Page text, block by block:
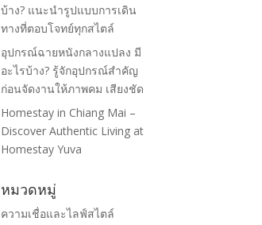
บ้าง? แนะนำรูปแบบการเดิน
ทางที่ตอบโจทย์ทุกสไตล์
อุปกรณ์ฉายหนังกลางแปลง มี
อะไรบ้าง? รู้จักอุปกรณ์สำคัญ
ก่อนจัดงานให้ภาพคม เสียงชัด
Homestay in Chiang Mai –
Discover Authentic Living at
Homestay Yuva
หมวดหมู่
ความเชื่อและไลฟ์สไตล์